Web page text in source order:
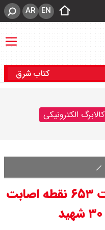
EN
AR
کتاب شرق
کالابرگ الکترونیکی
تهران پس از جنگ؛ روایت ۶۵۳ نقطه اصابت